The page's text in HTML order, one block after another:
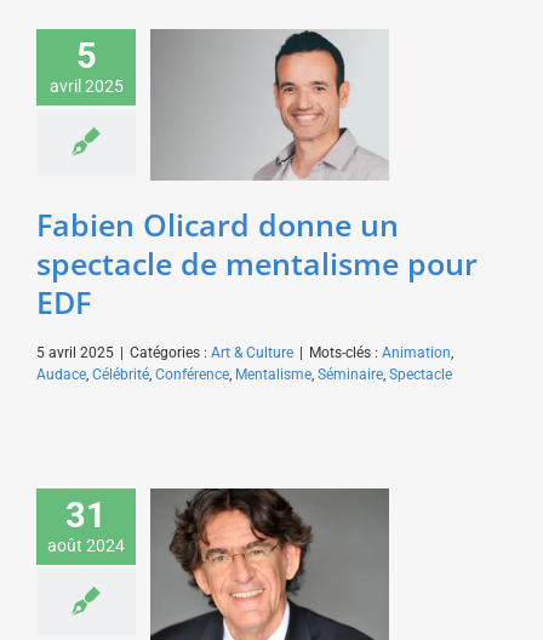
5
avril 2025
Fabien Olicard donne
un spectacle de
mentalisme pour EDF
Art & Culture
Fabien Olicard donne un
spectacle de mentalisme pour
EDF
5 avril 2025 Catégories : Art & Culture Mots-clés : Animation,
Audace, Célébrité, Conférence, Mentalisme, Séminaire, Spectacle
31
août 2024
Luc Ferry donne une
conférence sur
l’intelligence artificielle
pour un acteur du
voyage
Art & Culture Sciences &